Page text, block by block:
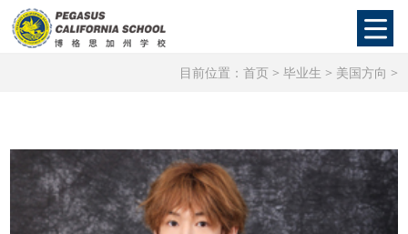
目前位置： 首页> 毕业生 > 美国方向 >